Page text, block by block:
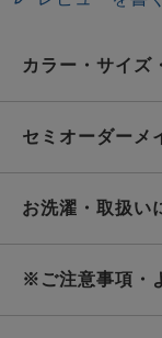
カラー・サイズ
セミオーダーメ
お洗濯・取扱い
※ご注意事項・